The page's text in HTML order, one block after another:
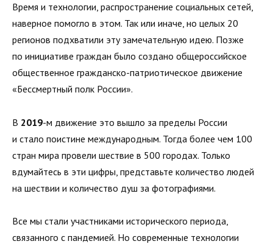
Время и технологии, распространение социальных сетей,
наверное помогло в этом. Так или иначе, но целых 20
регионов подхватили эту замечательную идею. Позже
по инициативе граждан было создано общероссийское
общественное гражданско-патриотическое движение
«Бессмертный полк России».
В 2019-м движение это вышло за пределы России
и стало поистине международным. Тогда более чем 100
стран мира провели шествие в 500 городах. Только
вдумайтесь в эти цифры, представьте количество людей
на шествии и количество душ за фотографиями.
Все мы стали участниками исторического периода,
связанного с пандемией. Но современные технологии